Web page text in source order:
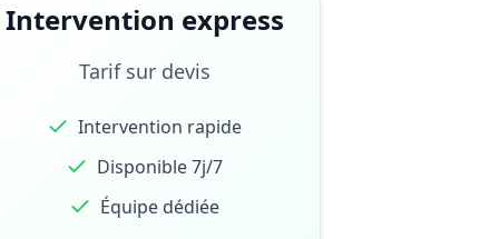
Intervention express
Tarif sur devis
Intervention rapide
Disponible 7j/7
Équipe dédiée